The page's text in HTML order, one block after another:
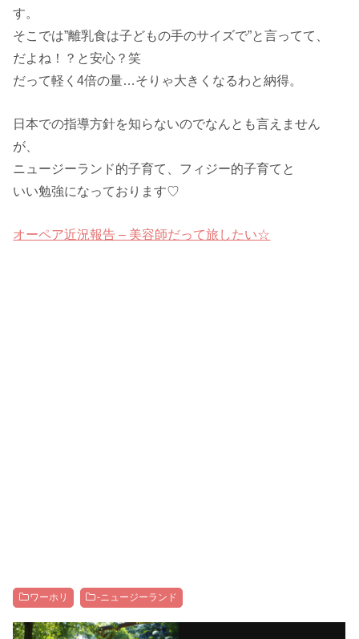
す。
そこでは”離乳食は子どもの手のサイズで”と言ってて、
だよね！？と安心？笑
だって軽く4倍の量…そりゃ大きくなるわと納得。
日本での指導方針を知らないのでなんとも言えません
が、
ニュージーランド的子育て、フィジー的子育てと
いい勉強になっております♡
オーペア近況報告 – 美容師だって旅したい☆
ワーホリ -ニュージーランド